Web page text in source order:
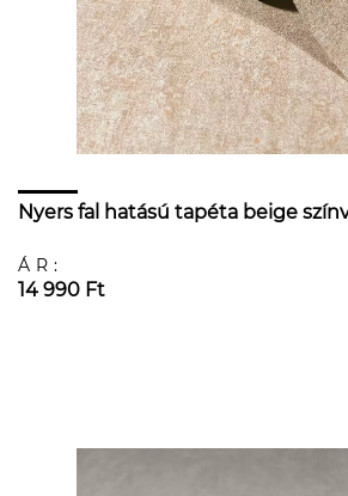
Nyers fal hatású tapéta beige
ÁR:
14 990 Ft